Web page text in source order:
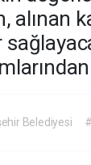
alınan
Belediyesi